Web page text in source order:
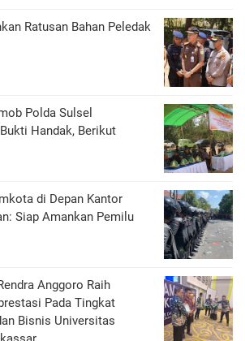
Ratusan Bahan Peledak
Polda Sulsel
Handak, Berikut
di Depan Kantor
Siap Amankan Pemilu
Anggoro Raih
Pada Tingkat
Bisnis Universitas